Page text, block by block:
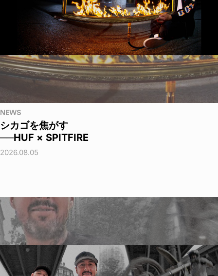
NEWS
シカゴを焦がす
──HUF × SPITFIRE
2026.08.05